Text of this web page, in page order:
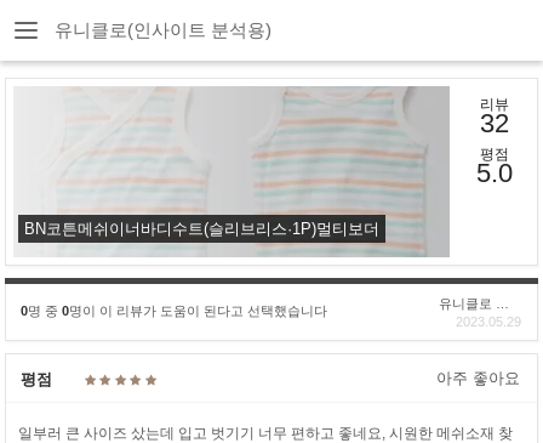
유니클로(인사이트 분석용)
BN코튼메쉬이너바디수트(슬리브리스·1P)멀티보더
리뷰
32
평점
5.0
0명 중 0명이 이 리뷰가 도움이 된다고 선택했습니다
2023.05.29
평점 아주 좋아요
일부러 큰 사이즈 샀는데 입고 벗기기 너무 편하고 좋네요, 시원한 메쉬소재 찾